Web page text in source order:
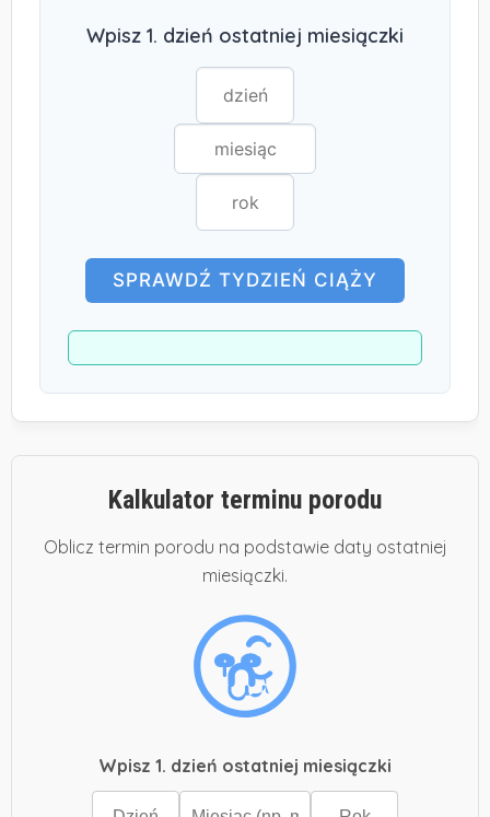
Wpisz 1. dzień ostatniej miesiączki
SPRAWDŹ TYDZIEŃ CIĄŻY
Kalkulator terminu porodu
Oblicz termin porodu na podstawie daty ostatniej
miesiączki.
Wpisz 1. dzień ostatniej miesiączki